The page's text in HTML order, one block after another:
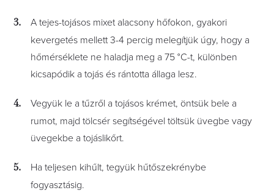
A tejes-tojásos mixet alacsony hőfokon, gyakori
kevergetés mellett 3-4 percig melegítjük úgy, hogy a
hőmérséklete ne haladja meg a 75 °C-t, különben
kicsapódik a tojás és rántotta állaga lesz.
Vegyük le a tűzről a tojásos krémet, öntsük bele a
rumot, majd tölcsér segítségével töltsük üvegbe vagy
üvegekbe a tojáslikőrt.
Ha teljesen kihűlt, tegyük hűtőszekrénybe
fogyasztásig.